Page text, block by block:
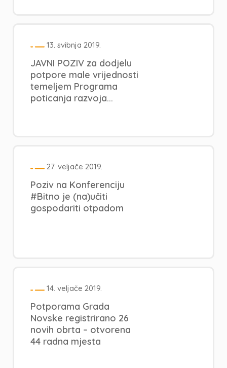
13. svibnja 2019.
JAVNI POZIV za dodjelu
potpore male vrijednosti
temeljem Programa
poticanja razvoja...
27. veljače 2019.
Poziv na Konferenciju
#Bitno je (na)učiti
gospodariti otpadom
14. veljače 2019.
Potporama Grada
Novske registrirano 26
novih obrta – otvorena
44 radna mjesta